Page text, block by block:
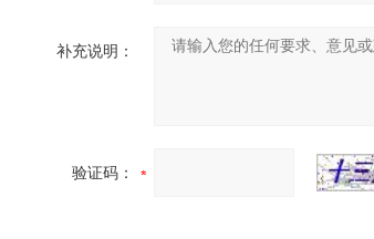
补充说明：
验证码：